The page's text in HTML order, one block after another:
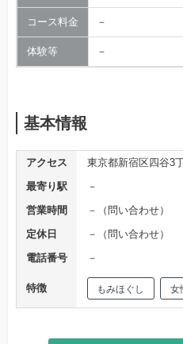
コース料金 －
体験等 －
基本情報
アクセス
東京都新宿区四谷3
最寄り駅
－
営業時間
－（問い合わせ）
定休日
－（問い合わせ）
電話番号
－
特徴 もみほぐし 女